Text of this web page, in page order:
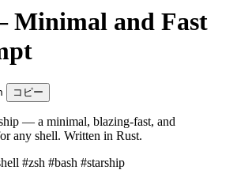
Minimal and Fast
コピー
— a minimal, blazing-fast, and
any shell. Written in Rust.
#zsh #bash #starship